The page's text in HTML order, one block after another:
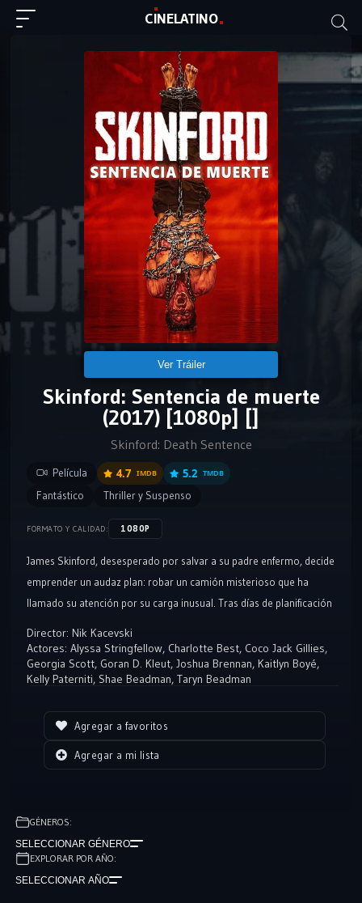
CINELATINO
Ver Tráiler
Skinford: Sentencia de muerte
(2017) [1080p] []
Skinford: Death Sentence
Película 4.7 IMDB 5.2 TMDB
Fantástico Thriller y Suspenso
FORMATO Y CALIDAD: 1080P
James Skinford, desesperado por salvar a su padre enfermo, decide
emprender un audaz plan: robar un camión misterioso que ha
llamado su atención por su carga inusual. Tras días de planificación
con una custodia aparentemente impenetrable, parece ser la clave
para obtener el dinero rápido que tanto necesita.
Director: Nik Kacevski
Actores: Alyssa Stringfellow, Charlotte Best, Coco Jack Gillies,
Georgia Scott, Goran D. Kleut, Joshua Brennan, Kaitlyn Boyé,
Kelly Paterniti, Shae Beadman, Taryn Beadman
Agregar a favoritos
Agregar a mi lista
GÉNEROS:
SELECCIONAR GÉNERO
EXPLORAR POR AÑO:
SELECCIONAR AÑO